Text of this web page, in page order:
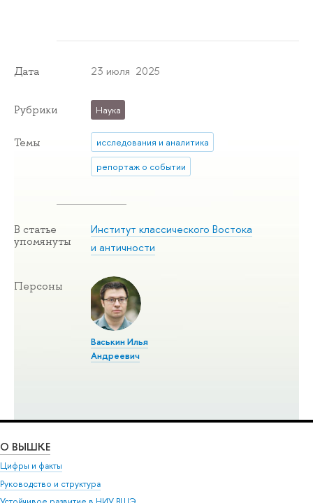
Дата 23 июля 2025
Рубрики Наука
Темы
исследования и аналитика
репортаж о событии
В статье
упомянуты
Институт классического Востока
и античности
Персоны
Васькин Илья
Андреевич
О ВЫШКЕ
Цифры и факты
Руководство и структура